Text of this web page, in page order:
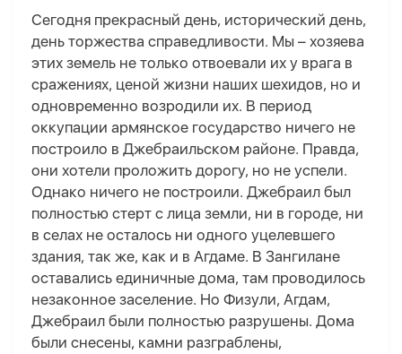
Сегодня прекрасный день, исторический день,
день торжества справедливости. Мы – хозяева
этих земель не только отвоевали их у врага в
сражениях, ценой жизни наших шехидов, но и
одновременно возродили их. В период
оккупации армянское государство ничего не
построило в Джебраильском районе. Правда,
они хотели проложить дорогу, но не успели.
Однако ничего не построили. Джебраил был
полностью стерт с лица земли, ни в городе, ни
в селах не осталось ни одного уцелевшего
здания, так же, как и в Агдаме. В Зангилане
оставались единичные дома, там проводилось
незаконное заселение. Но Физули, Агдам,
Джебраил были полностью разрушены. Дома
были снесены, камни разграблены,